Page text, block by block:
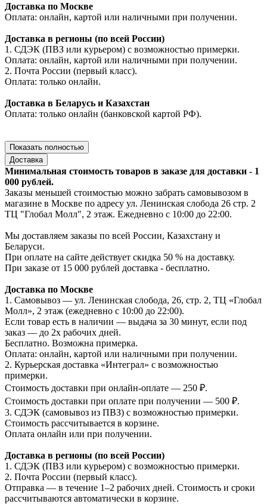
Доставка по Москве
Оплата: онлайн, картой или наличными при получении.
Доставка в регионы (по всей России)
1. СДЭК (ПВЗ или курьером) с возможностью примерки.
Оплата: онлайн, картой или наличными при получении.
2. Почта России (первый класс).
Оплата: только онлайн.
Доставка в Беларусь и Казахстан
Оплата: только онлайн (банковской картой РФ).
Показать полностью
Доставка
Минимальная стоимость товаров в заказе для доставки - 1
000 рублей.
Заказы меньшей стоимостью можно забрать самовывозом в
магазине в Москве по адресу ул. Ленинская слобода 26 стр. 2
ТЦ "Глобал Молл", 2 этаж. Ежедневно с 10:00 до 22:00.
Мы доставляем заказы по всей России, Казахстану и
Беларуси.
При оплате на сайте действует скидка 50 % на доставку.
При заказе от 15 000 рублей доставка - бесплатно.
Доставка по Москве
1. Самовывоз — ул. Ленинская слобода, 26, стр. 2, ТЦ «Глобал
Молл», 2 этаж (ежедневно с 10:00 до 22:00).
Если товар есть в наличии — выдача за 30 минут, если под
заказ — до 2х рабочих дней.
Бесплатно. Возможна примерка.
Оплата: онлайн, картой или наличными при получении.
2. Курьерская доставка «Интеграл» с возможностью
примерки.
Стоимость доставки при онлайн-оплате — 250 ₽.
Стоимость доставки при оплате при получении — 500 ₽.
3. СДЭК (самовывоз из ПВЗ) с возможностью примерки.
Стоимость рассчитывается в корзине.
Оплата онлайн или при получении.
Доставка в регионы (по всей России)
1. СДЭК (ПВЗ или курьером) с возможностью примерки.
2. Почта России (первый класс).
Отправка — в течение 1–2 рабочих дней. Стоимость и сроки
рассчитываются автоматически в корзине.